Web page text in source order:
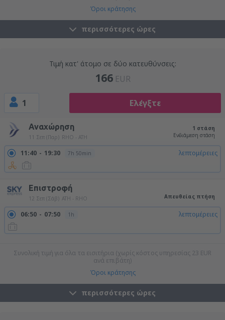
Όροι κράτησης
περισσότερες ώρες
Τιμή κατ' άτομο σε δύο κατευθύνσεις:
166 EUR
1 Ελέγξτε
Αναχώρηση
11 Σεπ (Παρ) RHO - ATH
1 στάση
Ενδιάμεση στάση
11:40 19:30 7h 50min λεπτομέρειες
Επιστροφή
12 Σεπ (Σάβ) ATH - RHO Απευθείας πτήση
06:50 07:50 1h λεπτομέρειες
Συνολική τιμή για όλα τα εισιτήρια (χωρίς κόστος υπηρεσίας 23 EUR
ανά επιβάτη)
Όροι κράτησης
περισσότερες ώρες